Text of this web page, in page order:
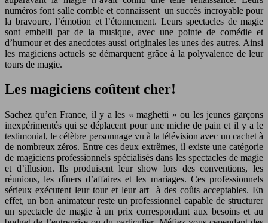
numéros font salle comble et connaissent un succès incroyable pour
la bravoure, l’émotion et l’étonnement. Leurs spectacles de magie
sont embelli par de la musique, avec une pointe de comédie et
d’humour et des anecdotes aussi originales les unes des autres. Ainsi
les magiciens actuels se démarquent grâce à la polyvalence de leur
tours de magie.
Les magiciens coûtent cher!
Sachez qu’en France, il y a les « maghetti » ou les jeunes garçons
inexpérimentés qui se déplacent pour une miche de pain et il y a le
testimonial, le célèbre personnage vu à la télévision avec un cachet à
de nombreux zéros. Entre ces deux extrêmes, il existe une catégorie
de magiciens professionnels spécialisés dans les spectacles de magie
et d’illusion. Ils produisent leur show lors des conventions, les
réunions, les dîners d’affaires et les mariages. Ces professionnels
sérieux exécutent leur tour et leur art à des coûts acceptables. En
effet, un bon animateur reste un professionnel capable de structurer
un spectacle de magie à un prix correspondant aux besoins et au